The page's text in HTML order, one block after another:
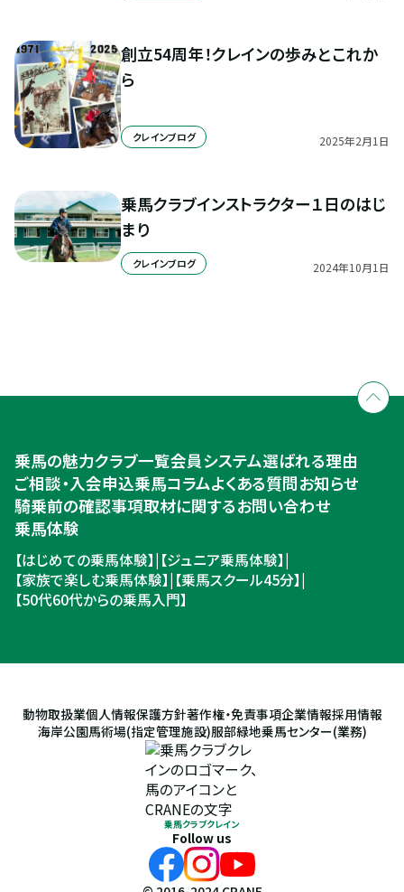
創立54周年！クレインの歩みとこれか
ら
クレインブログ 2025年2月1 日
乗馬クラブインストラクター１日のはじ
まり
クレインブログ 2024年10月1 日
入会のご相談・申込
ご相談・入会申込
乗馬の魅力クラブ一覧会員システム選ばれる理由
ご相談・入会申込乗馬コラムよくある質問お知らせ
騎乗前の確認事項取材に関するお問い合わせ
乗馬体験
【はじめての乗馬体験】| 【ジュニア乗馬体験】|
【家族で楽しむ乗馬体験】| 【乗馬スクール45分】|
【50代60代からの乗馬入門】
動物取扱業個人情報保護方針著作権・免責事項企業情報採用情報
海岸公園馬術場(指定管理施設)服部緑地乗馬センター(業務)
乗馬クラブクレイン
Follow us